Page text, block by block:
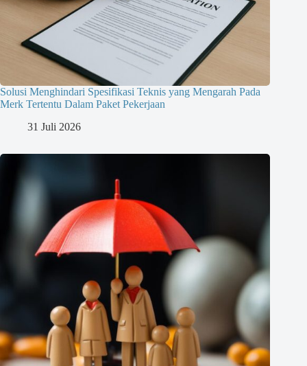
Solusi Menghindari Spesifikasi Teknis yang Mengarah Pada
Merk Tertentu Dalam Paket Pekerjaan
31 Juli 2026